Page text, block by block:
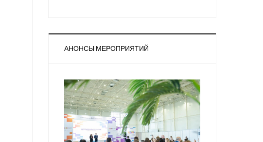
АНОНСЫ МЕРОПРИЯТИЙ